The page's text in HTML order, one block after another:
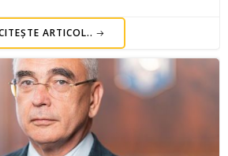
ARTICOL..